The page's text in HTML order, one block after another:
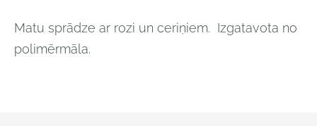
Matu sprādze ar rozi un ceriņiem. Izgatavota no
polimērmāla.